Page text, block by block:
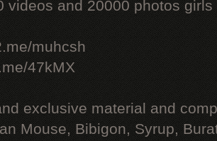
videos and 20000 photos
muhcsh
47kMX
exclusive material and
Mouse, Bibigon, Syrup,